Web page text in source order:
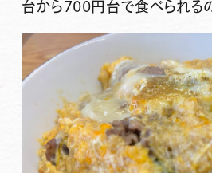
台から700円台で食べられる